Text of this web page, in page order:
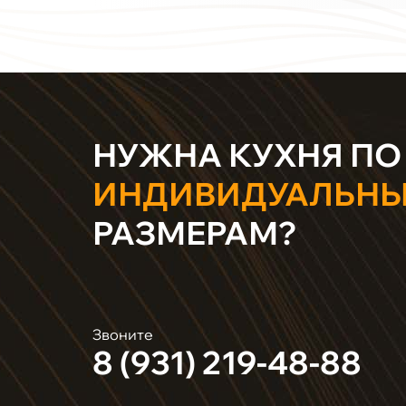
НУЖНА КУХНЯ ПО
РАЗМЕРАМ?
Звоните
8 (931) 219-48-88